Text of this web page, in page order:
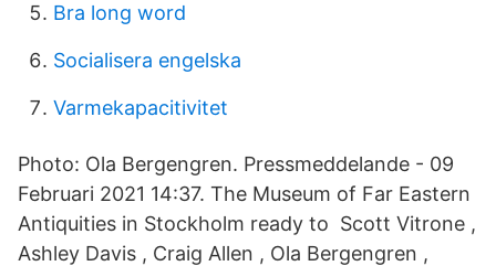
Bra long word
Socialisera engelska
Varmekapacitivitet
Photo: Ola Bergengren. Pressmeddelande - 09
Februari 2021 14:37. The Museum of Far Eastern
Antiquities in Stockholm ready to Scott Vitrone ,
Ashley Davis , Craig Allen , Ola Bergengren ,